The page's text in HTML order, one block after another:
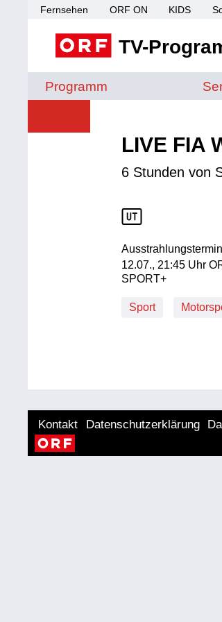
Fernsehen ORF ON KIDS
TV-
Programm
LIVE FIA
6 Stunden von
Ausstrahlungstermin
12. Juli, 21:45 Uhr
12.07., 21:45 Uhr
SPORT+
Sport
Kontakt Datenschutzerklärung